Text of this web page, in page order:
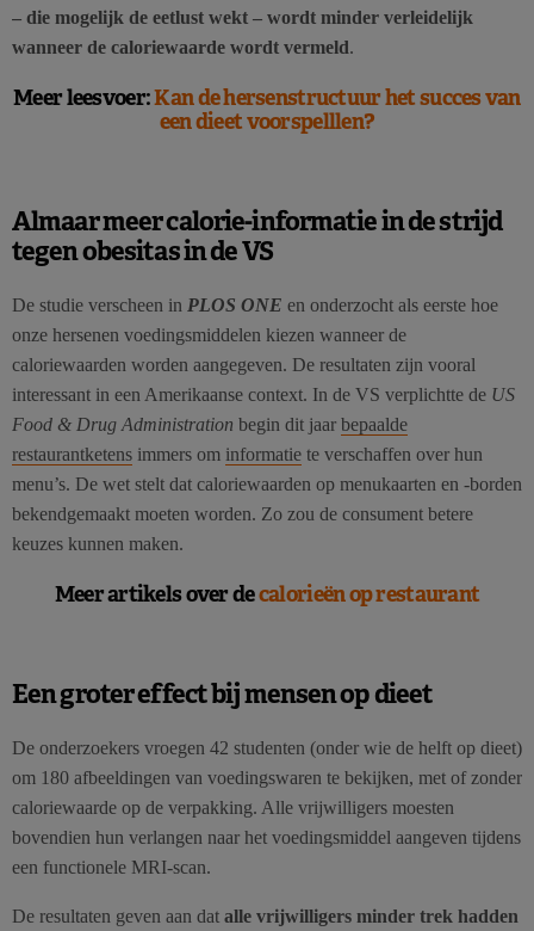
– die mogelijk de eetlust wekt – wordt minder verleidelijk
wanneer de caloriewaarde wordt vermeld.
Meer leesvoer:Kan de hersenstructuur het succes van
een dieet voorspelllen?
Almaar meer calorie-informatie in de strijd
tegen obesitas in de VS
De studie verscheen in PLOS ONE en onderzocht als eerste hoe
onze hersenen voedingsmiddelen kiezen wanneer de
caloriewaarden worden aangegeven. De resultaten zijn vooral
interessant in een Amerikaanse context. In de VS verplichtte de US
Food & Drug Administration begin dit jaar bepaalde
restaurantketens immers om informatie te verschaffen over hun
menu’s. De wet stelt dat caloriewaarden op menukaarten en -borden
bekendgemaakt moeten worden. Zo zou de consument betere
keuzes kunnen maken.
Meer artikels over decalorieën op restaurant
Een groter effect bij mensen op dieet
De onderzoekers vroegen 42 studenten (onder wie de helft op dieet)
om 180 afbeeldingen van voedingswaren te bekijken, met of zonder
caloriewaarde op de verpakking. Alle vrijwilligers moesten
bovendien hun verlangen naar het voedingsmiddel aangeven tijdens
een functionele MRI-scan.
De resultaten geven aan dat alle vrijwilligers minder trek hadden